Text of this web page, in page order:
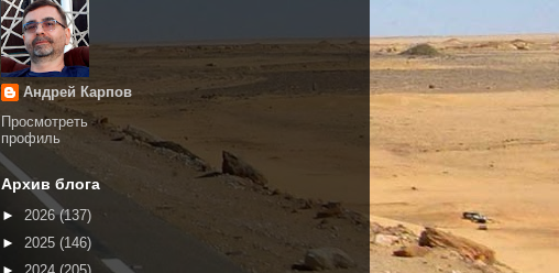
Андрей Карпов
Просмотреть
профиль
Архив блога
► 2026(137)
► 2025 (146)